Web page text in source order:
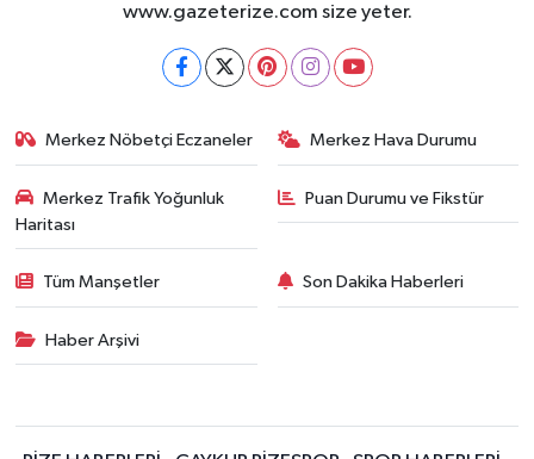
www.gazeterize.com size yeter.
Merkez Nöbetçi Eczaneler Merkez Hava Durumu
Merkez Trafik Yoğunluk
Haritası
Puan Durumu ve Fikstür
Tüm Manşetler Son Dakika Haberleri
Haber Arşivi